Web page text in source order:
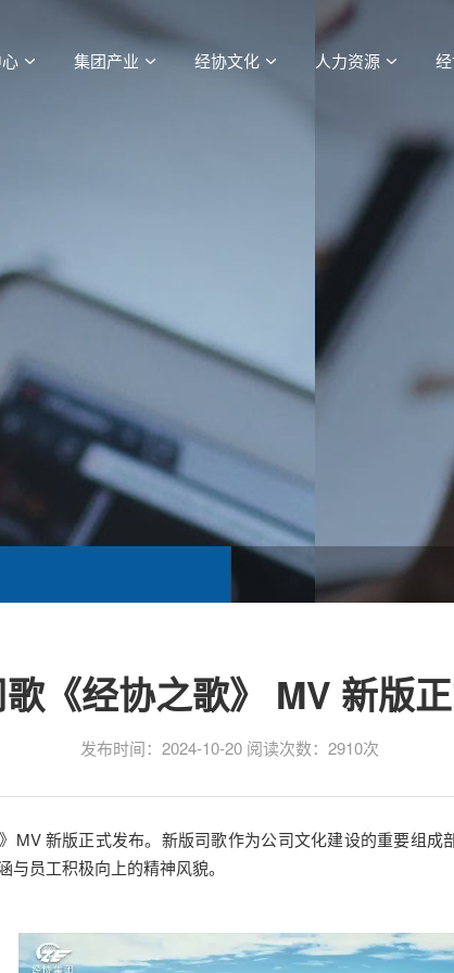
集团产业 经协文化 人力资源
《经协之歌》 MV 新版
发布时间：2024-10-20 阅读次数：2910次
MV 新版正式发布。新版司歌作为公司文化建设的重要组成
员工积极向上的精神风貌。